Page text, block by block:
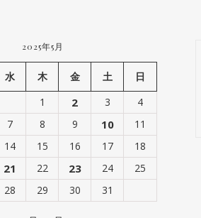
2025年5月
水 木 金 土
日
1
2 3 4
7 8 9 10
11
14 15 16 17
18
21 22 23 24
25
28 29 30 31